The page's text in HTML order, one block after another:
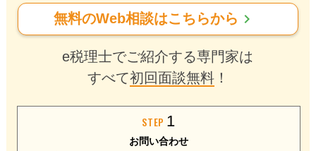
無料のWeb相談はこちらから chevron_right
e税理士でご紹介する専門家は
すべて初回面談無料！
STEP 1
お問い合わせ